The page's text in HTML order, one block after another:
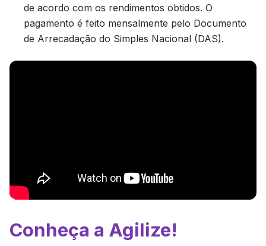
de acordo com os rendimentos obtidos. O
pagamento é feito mensalmente pelo Documento
de Arrecadação do Simples Nacional (DAS).
Conheça a Agilize!